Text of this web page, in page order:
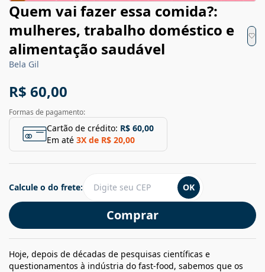
Quem vai fazer essa comida?:
mulheres, trabalho doméstico e
alimentação saudável
Bela Gil
R$ 60,00
Formas de pagamento:
Cartão de crédito: R$ 60,00
Em até 3X de R$ 20,00
Comprar
Calcule o do frete: OK
Hoje, depois de décadas de pesquisas científicas e
questionamentos à indústria do fast-food, sabemos que os